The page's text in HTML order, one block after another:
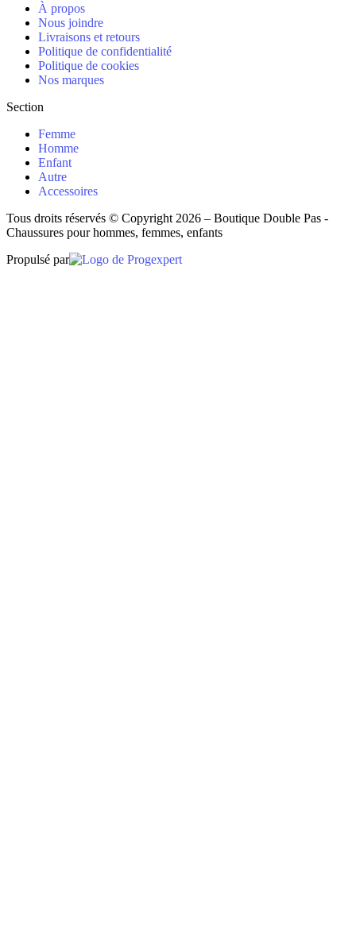
À propos
Nous joindre
Livraisons et retours
Politique de confidentialité
Politique de cookies
Nos marques
Section
Femme
Homme
Enfant
Autre
Accessoires
Tous droits réservés © Copyright 2026 – Boutique Double Pas -
Chaussures pour hommes, femmes, enfants
Propulsé par